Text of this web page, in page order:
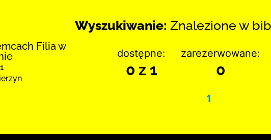
Wyszukiwanie: Znalezione w
Filia w
dostępne:
0 z 1
zarezerwowane:
0
1